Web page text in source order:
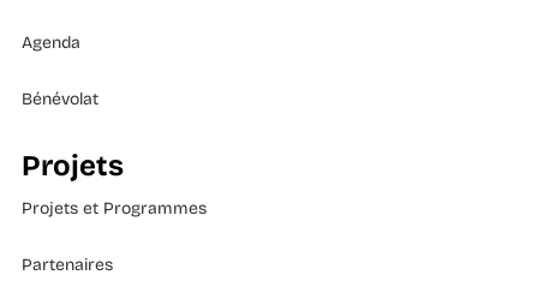
Agenda
Bénévolat
Projets
Projets et Programmes
Partenaires